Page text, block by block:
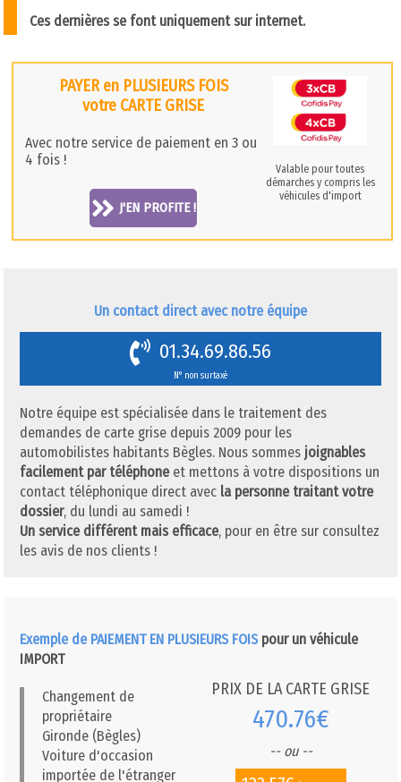
Ces dernières se font uniquement sur internet.
PAYER en PLUSIEURS FOIS
votre CARTE GRISE
Avec notre service de paiement en 3 ou
4 fois !
J'EN PROFITE !
Valable pour toutes
démarches y compris les
véhicules d'import
Un contact direct avec notre équipe
01.34.69.86.56
N° non surtaxé
Notre équipe est spécialisée dans le traitement des
demandes de carte grise depuis 2009 pour les
automobilistes habitants Bègles. Nous sommes joignables
facilement par téléphone et mettons à votre dispositions un
contact téléphonique direct avec la personne traitant votre
dossier, du lundi au samedi !
Un service différent mais efficace, pour en être sur consultez
les avis de nos clients !
Exemple de PAIEMENT EN PLUSIEURS FOIS pour un véhicule
IMPORT
Changement de
propriétaire
Gironde (Bègles)
Voiture d'occasion
importée de l'étranger
PRIX DE LA CARTE GRISE
470.76€
-- ou --